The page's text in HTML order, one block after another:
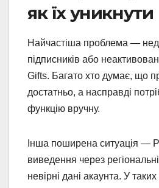
як їх уникнути
Найчастіша проблема —
підписників або
Gifts. Багато хто думає, що
достатньо, а насправді
функцію вручну.
Інша поширена ситуація —
виведення через
невірні дані акаунта. У